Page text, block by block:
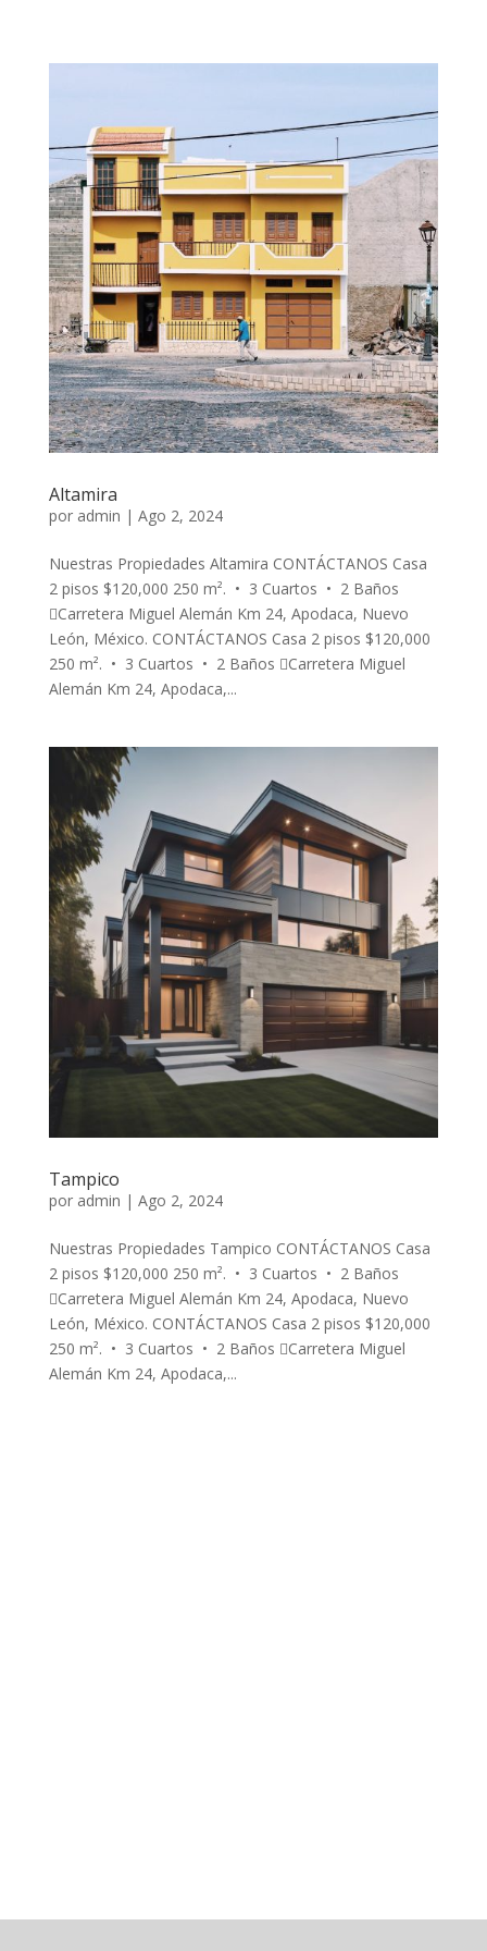
Altamira
por admin | Ago 2, 2024
Nuestras Propiedades Altamira CONTÁCTANOS Casa
2 pisos $120,000 250 m². • 3 Cuartos • 2 Baños
Carretera Miguel Alemán Km 24, Apodaca, Nuevo
León, México. CONTÁCTANOS Casa 2 pisos $120,000
250 m². • 3 Cuartos • 2 Baños Carretera Miguel
Alemán Km 24, Apodaca,...
Tampico
por admin | Ago 2, 2024
Nuestras Propiedades Tampico CONTÁCTANOS Casa
2 pisos $120,000 250 m². • 3 Cuartos • 2 Baños
Carretera Miguel Alemán Km 24, Apodaca, Nuevo
León, México. CONTÁCTANOS Casa 2 pisos $120,000
250 m². • 3 Cuartos • 2 Baños Carretera Miguel
Alemán Km 24, Apodaca,...